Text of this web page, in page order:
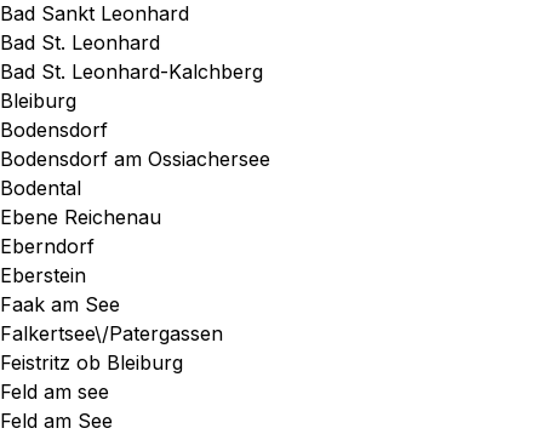
Bad Sankt Leonhard
Bad St. Leonhard
Bad St. Leonhard-Kalchberg
Bleiburg
Bodensdorf
Bodensdorf am Ossiachersee
Bodental
Ebene Reichenau
Eberndorf
Eberstein
Faak am See
Falkertsee\/Patergassen
Feistritz ob Bleiburg
Feld am see
Feld am See